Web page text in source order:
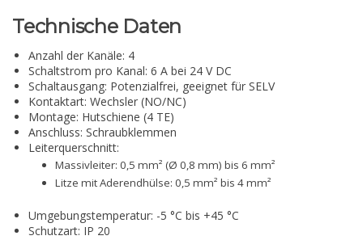
Technische Daten
Anzahl der Kanäle: 4
Schaltstrom pro Kanal: 6 A bei 24 V DC
Schaltausgang: Potenzialfrei, geeignet für SELV
Kontaktart: Wechsler (NO/NC)
Montage: Hutschiene (4 TE)
Anschluss: Schraubklemmen
Leiterquerschnitt:
Massivleiter: 0,5 mm² (Ø 0,8 mm) bis 6 mm²
Litze mit Aderendhülse: 0,5 mm² bis 4 mm²
Umgebungstemperatur: -5 °C bis +45 °C
Schutzart: IP 20